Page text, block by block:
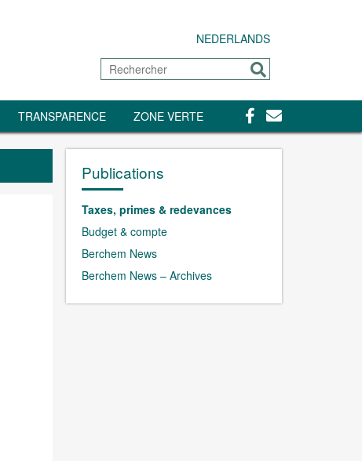
NEDERLANDS
Rechercher
Envoyer
TRANSPARENCE ZONE VERTE Facebook
Contact
Publications
Taxes, primes & redevances
Budget & compte
Berchem News
Berchem News – Archives